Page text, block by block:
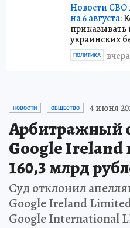
Новости СВО
на 6 августа:
приказывать
украинских
вчера
ПОЛИТИКА
НОВОСТИ ОБЩЕСТВО 4 июня
Арбитражный
Google Ireland
160,3 млрд
Суд отклонил
Google Ireland
Google International